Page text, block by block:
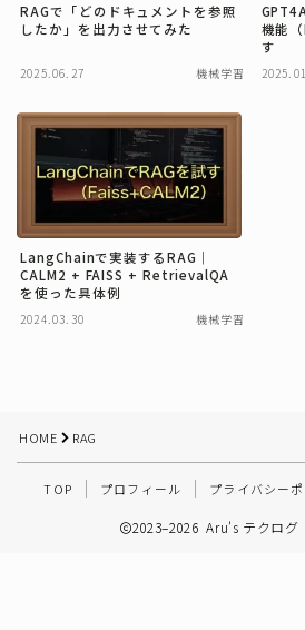
プログラミング
その他
RAGで「どのドキュメントを参照
したか」を出力させてみた
2025.06.27 機械学習
機能
す
LangChainで実装するRAG｜
CALM2 + FAISS + RetrievalQA
を使った具体例
2024.03.30 機械学習
HOME RAG
TOP プロフィール プライバシー
2023–2026 Aru's テクログ